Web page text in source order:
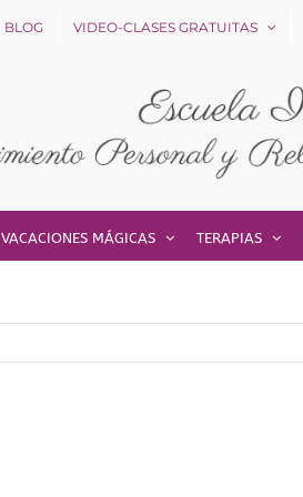
BLOG VIDEO-CLASES GRATUITAS
VACACIONES MÁGICAS TERAPIAS